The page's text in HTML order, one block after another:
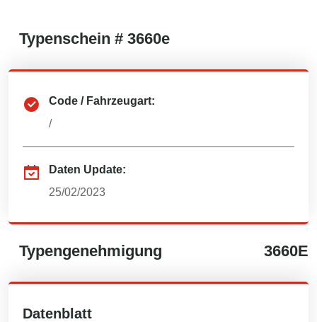
Typenschein # 3660e
Code / Fahrzeugart:
/
Daten Update:
25/02/2023
Typengenehmigung 3660E
Datenblatt